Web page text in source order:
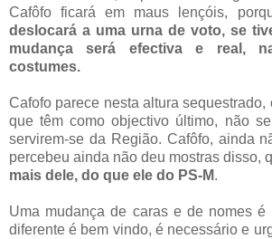
Cafôfo ficará em maus lençóis,
deslocará a uma urna de voto, se
mudança será efectiva e real,
costumes.
Cafofo parece nesta altura
que têm como objectivo último, não
servirem-se da Região. Cafôfo, ainda
percebeu ainda não deu mostras disso,
mais dele, do que ele do PS-M.
Uma mudança de caras e de nomes é
diferente é bem vindo, é necessário e